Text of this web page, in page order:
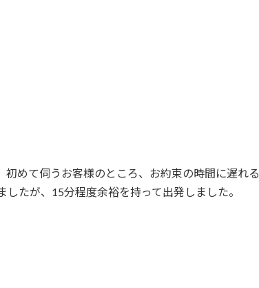
めて伺うお客様のところ、お約束の時間に遅れる
したが、15分程度余裕を持って出発しました。